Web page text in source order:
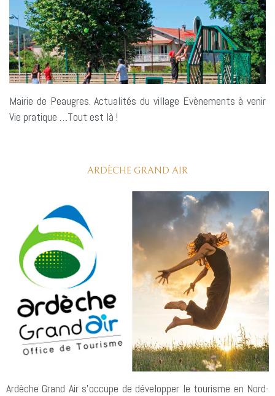
Mairie de Peaugres. Actualités du village Evènements à venir
Vie pratique …Tout est là !
ARDÈCHE GRAND AIR
Ardèche Grand Air s’occupe de développer le tourisme en Nord-